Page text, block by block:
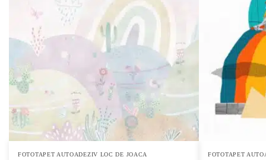
FOTOTAPET AUTOADEZIV LOC DE JOACA FOTOTAPET